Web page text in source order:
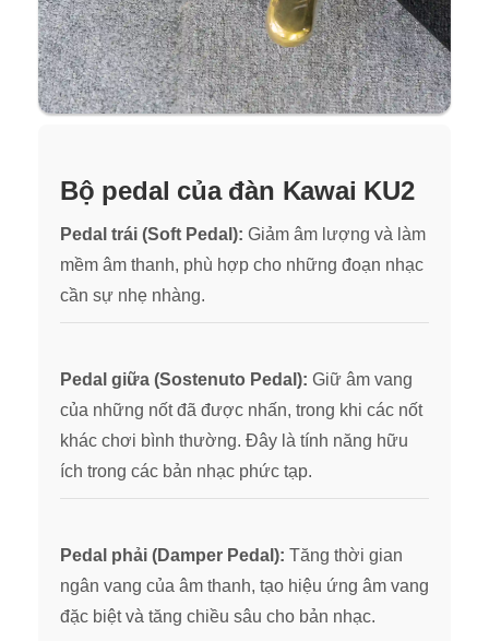
Bộ pedal của đàn Kawai KU2
Pedal trái (Soft Pedal): Giảm âm lượng và làm
mềm âm thanh, phù hợp cho những đoạn nhạc
cần sự nhẹ nhàng.
Pedal giữa (Sostenuto Pedal): Giữ âm vang
của những nốt đã được nhấn, trong khi các nốt
khác chơi bình thường. Đây là tính năng hữu
ích trong các bản nhạc phức tạp.
Pedal phải (Damper Pedal): Tăng thời gian
ngân vang của âm thanh, tạo hiệu ứng âm vang
đặc biệt và tăng chiều sâu cho bản nhạc.